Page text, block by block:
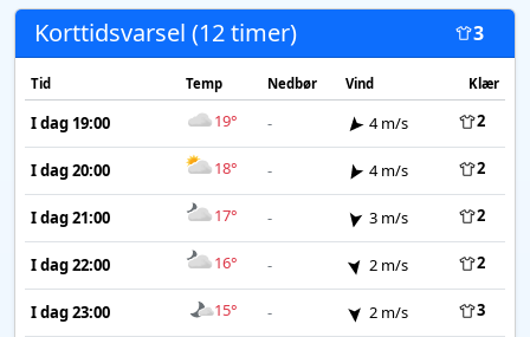
Korttidsvarsel (12 timer) 3
Tid Temp Nedbør Vind Klær
I dag 19:00 19° - 4 m/s 2
I dag 20:00 18° - 4 m/s 2
I dag 21:00 17° - 3 m/s 2
I dag 22:00 16° - 2 m/s 2
I dag 23:00 15° - 2 m/s 3